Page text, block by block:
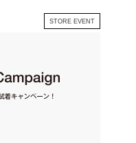
STORE EVENT